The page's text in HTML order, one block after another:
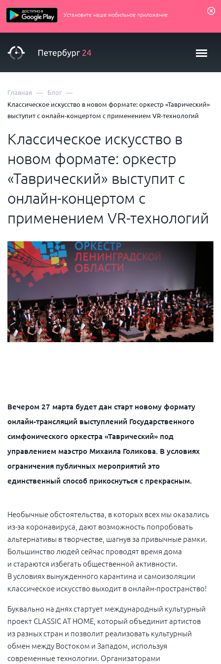
Установите наше мобильное приложение
Главная — Блог —
Классическое искусство в новом формате: оркестр «Таврический»
выступит с онлайн-концертом с применением VR-технологий
Классическое искусство в
новом формате: оркестр
«Таврический» выступит с
онлайн-концертом с
применением VR-технологий
Вечером 27 марта будет дан старт новому формату
онлайн-трансляций выступлений Государственного
симфонического оркестра «Таврический» под
управлением маэстро Михаила Голикова. В условиях
ограничения публичных мероприятий это
единственный способ прикоснуться с прекрасным.
Необычные обстоятельства, в которых всех мы оказались
из-за коронавируса, дают возможность попробовать
альтернативы в творчестве, шагнув за привычные рамки.
Большинство людей сейчас проводят время дома
и стараются избегать общественной активности.
В условиях вынужденного карантина и самоизоляции
классическое искусство выходит в онлайн-пространство!
Буквально на днях стартует международный культурный
проект CLASSIC AT HOME, который объединит артистов
из разных стран и позволит реализовать культурный
обмен между Востоком и Западом, используя
современные технологии. Организаторами